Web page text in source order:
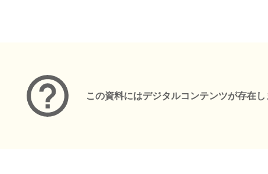
この資料にはデジタルコンテンツが存在し